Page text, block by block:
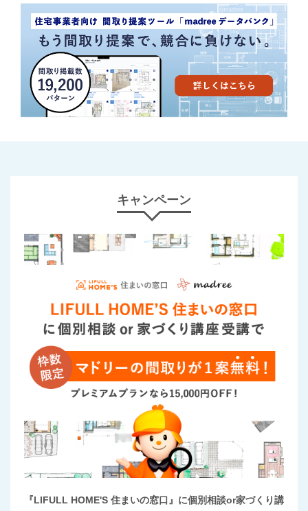
キャンペーン
『LIFULL HOME'S 住まいの窓口』に個別相談or家づくり講